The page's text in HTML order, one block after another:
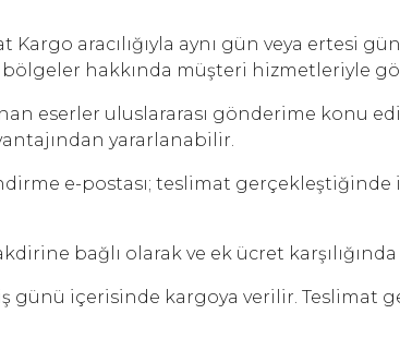
aracılığıyla aynı gün veya ertesi
bölgeler hakkında müşteri hizmetleriyle
eserler uluslararası gönderime konu
yararlanabilir.
e-postası; teslimat gerçekleştiğinde
bağlı olarak ve ek ücret karşılığında
günü içerisinde kargoya verilir.